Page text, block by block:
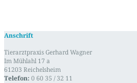
Anschrift
Tierarztpraxis Gerhard Wagner
Im Mühlahl 17 a
61203 Reichelsheim
Telefon: 0 60 35 / 32 11